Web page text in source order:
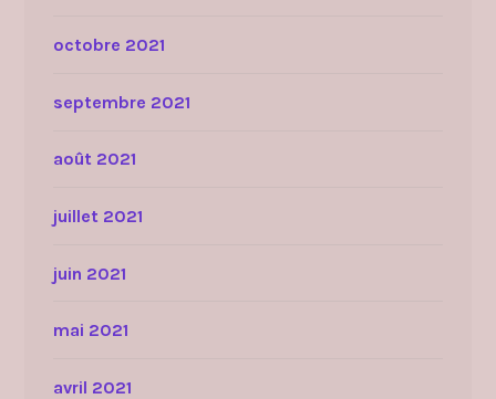
octobre 2021
septembre 2021
août 2021
juillet 2021
juin 2021
mai 2021
avril 2021